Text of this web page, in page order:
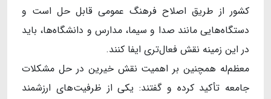
کشور از طریق اصلاح فرهنگ عمومی قابل حل است و
دستگاه‌هایی مانند صدا و سیما، مدارس و دانشگاه‌ها، باید
در این زمینه نقش فعال‌تری ایفا کنند.
معظم‌له همچنین بر اهمیت نقش خیرین در حل مشکلات
جامعه تأکید کرده و گفتند: یکی از ظرفیت‌های ارزشمند